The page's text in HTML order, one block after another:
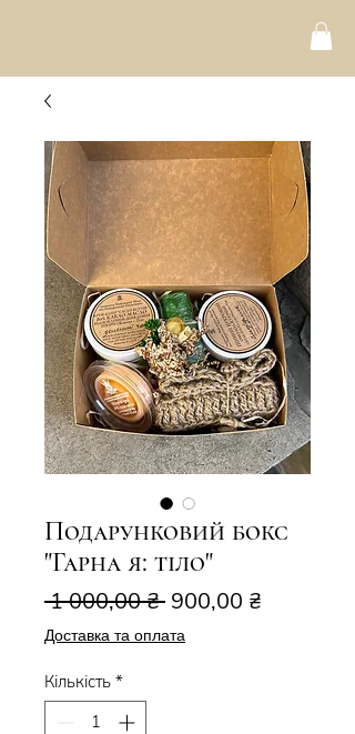
Подарунковий бокс
"Гарна я: тіло"
1 000,00 ₴ Звичайна
ціна
900,00 ₴
Доставка та оплата
Кількість *